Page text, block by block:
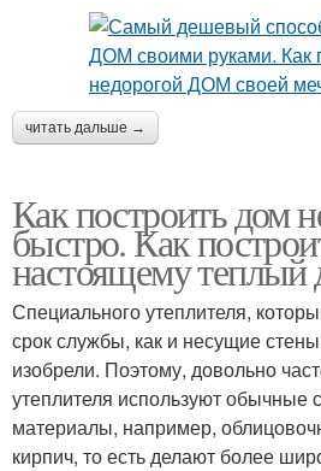
читать дальше →
Как построить дом
быстро. Как
настоящему теплый
Специального утеплителя,
срок службы, как и несущие
изобрели. Поэтому, довольно
утеплителя используют обычные
материалы, например,
кирпич, то есть делают более